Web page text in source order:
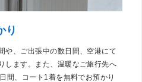
り
や、ご出張中の数日間、空港にて
します。また、温暖なご旅行先へ
間、コート1着を無料でお預かり